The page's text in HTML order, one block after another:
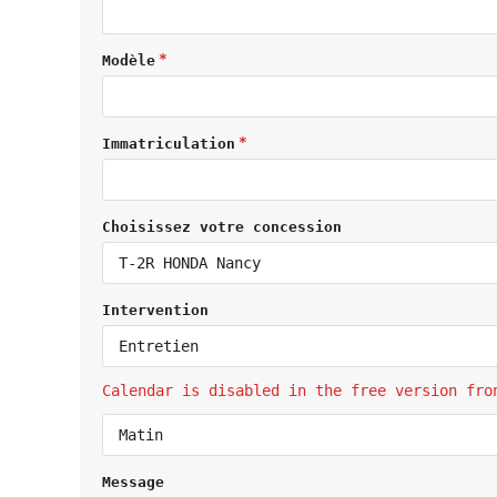
Modèle
Immatriculation
Choisissez votre concession
T-2R HONDA Nancy
Intervention
Entretien
Calendar is disabled in the free version
Matin
Message